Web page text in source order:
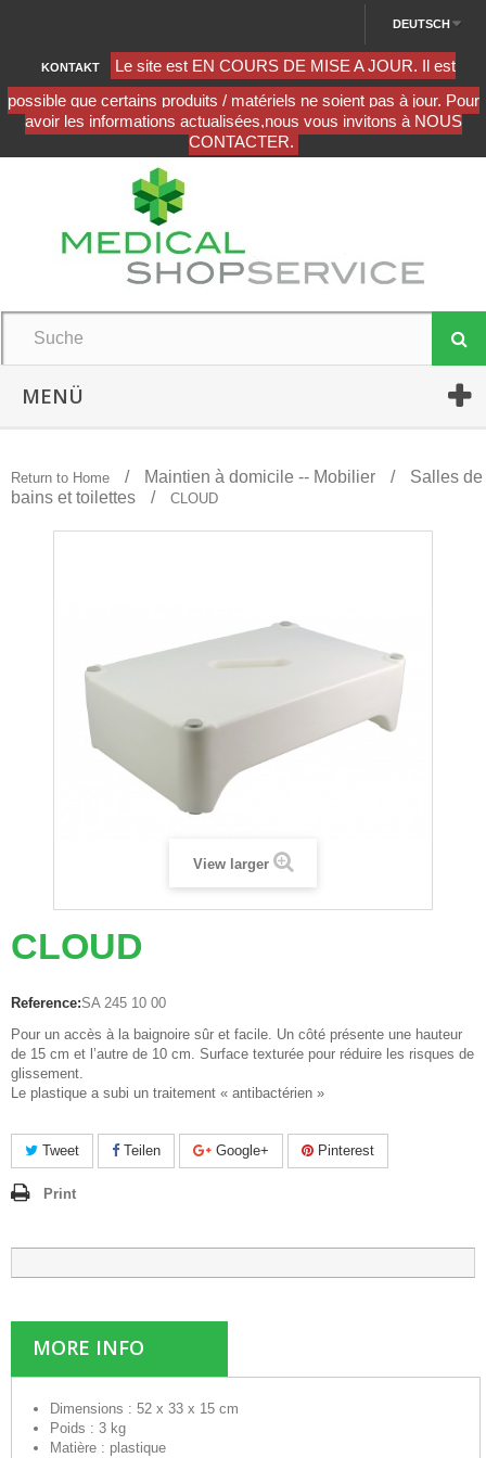
DEUTSCH
KONTAKT
MENÜ
Return to Home Maintien à domicile -- Mobilier
Salles de
bains et toilettes
CLOUD
View larger
CLOUD
Reference:SA 245 10 00
Pour un accès à la baignoire sûr et facile. Un côté présente une hauteur
de 15 cm et l’autre de 10 cm. Surface texturée pour réduire les risques de
glissement.
Le plastique a subi un traitement « antibactérien »
Tweet Teilen Google+ Pinterest
Print
MORE INFO
Dimensions : 52 x 33 x 15 cm
Poids : 3 kg
Matière : plastique